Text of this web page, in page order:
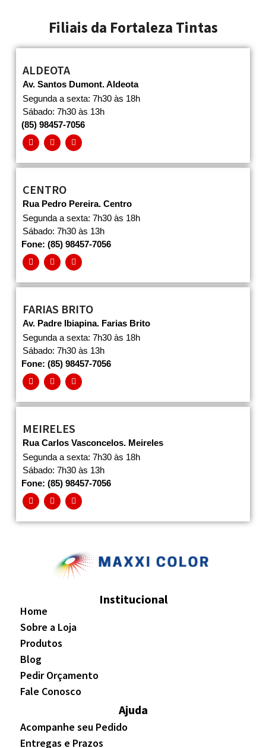
Filiais da Fortaleza Tintas
ALDEOTA
Av. Santos Dumont. Aldeota
Segunda a sexta: 7h30 às 18h
Sábado: 7h30 às 13h
(85) 98457-7056
CENTRO
Rua Pedro Pereira. Centro
Segunda a sexta: 7h30 às 18h
Sábado: 7h30 às 13h
Fone: (85) 98457-7056
FARIAS BRITO
Av. Padre Ibiapina. Farias Brito
Segunda a sexta: 7h30 às 18h
Sábado: 7h30 às 13h
Fone: (85) 98457-7056
MEIRELES
Rua Carlos Vasconcelos. Meireles
Segunda a sexta: 7h30 às 18h
Sábado: 7h30 às 13h
Fone: (85) 98457-7056
Institucional
Home
Sobre a Loja
Produtos
Blog
Pedir Orçamento
Fale Conosco
Ajuda
Acompanhe seu Pedido
Entregas e Prazos